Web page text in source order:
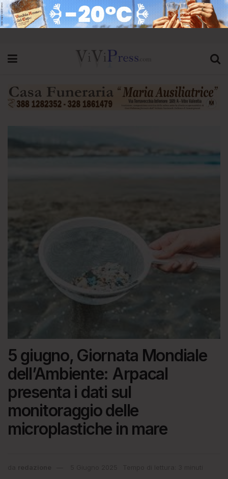
5 giugno, Giornata Mondiale
dell’Ambiente: Arpacal
presenta i dati sul
monitoraggio delle
microplastiche in mare